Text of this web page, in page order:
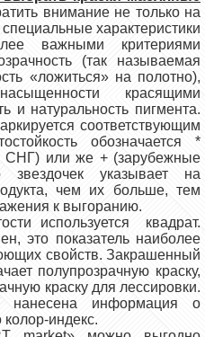
внимание не только на
характеристики
важными критериями
(так называемая
«ложиться» на полотно),
красящими
и натуральность пигмента.
соответствующим
обозначается *
СНГ) или же + (зарубежные
звездочек указывает на
чем их больше, тем
к выгоранию.
используется квадрат.
это показатель наиболее
свойств. Закрашенный
полупрозрачную краску,
краску для лессировки.
информация о
индекс.